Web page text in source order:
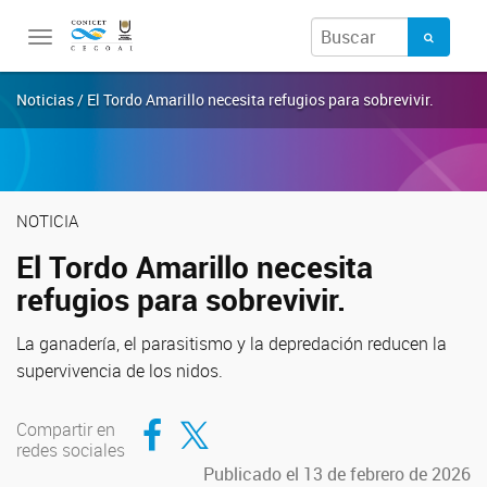
Toggle
Noticias / El Tordo Amarillo necesita refugios para sobrevivir.
NOTICIA
El Tordo Amarillo necesita
refugios para sobrevivir.
La ganadería, el parasitismo y la depredación reducen la
supervivencia de los nidos.
Compartir en
redes sociales
Compartir en Facebook
Compartir en Twitter
Publicado el 13 de febrero de 2026